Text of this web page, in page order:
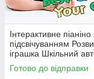
Інтерактивне піаніно
підсвічуванням
іграшка Шкільний
Дитячий музичний
цифри
Готово до відправки